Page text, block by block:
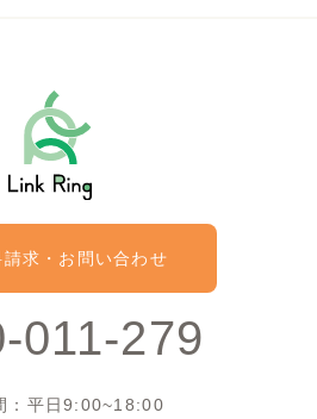
011-279
：平日9:00~18:00
請求・お問い合わせ